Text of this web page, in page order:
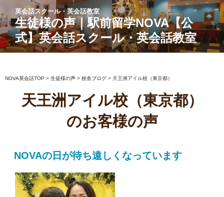
ン
テ
ン
ツ
ス
英会話スクール・英会話教室
生徒様の声｜駅前留学NOVA【公
式】英会話スクール・英会話教室
NOVA英会話TOP > 生徒様の声 > 校舎ブログ > 天王洲アイル校（東京都）
天王洲アイル校（東京都）
のお客様の声
NOVAの日が待ち遠しくなっています